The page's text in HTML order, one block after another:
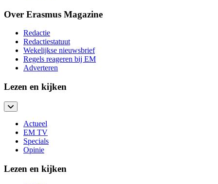
Over Erasmus Magazine
Redactie
Redactiestatuut
Wekelijkse nieuwsbrief
Regels reageren bij EM
Adverteren
Lezen en kijken
Actueel
EM TV
Specials
Opinie
Lezen en kijken